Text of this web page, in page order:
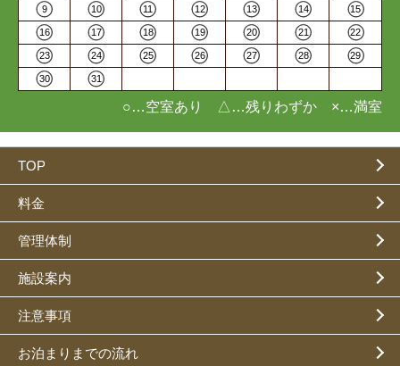
9 10 11 12 13 14 15
16 17 18 19 20 21 22
23 24 25 26 27 28 29
30 31
○…空室あり △…残りわずか ×…満室
TOP
料金
管理体制
施設案内
注意事項
お泊まりまでの流れ